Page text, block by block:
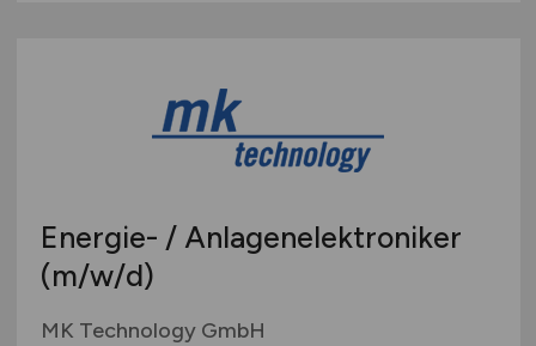
Energie- / Anlagenelektroniker
(m/w/d)
MK Technology GmbH